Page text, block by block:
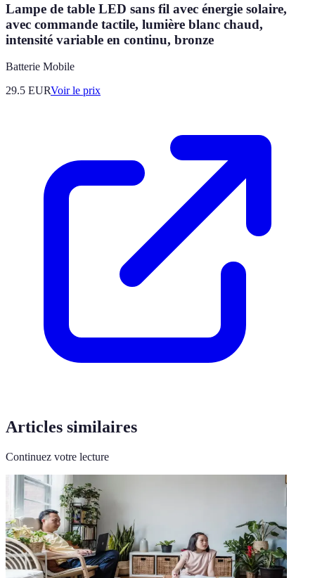
Lampe de table LED sans fil avec énergie solaire,
avec commande tactile, lumière blanc chaud,
intensité variable en continu, bronze
Batterie Mobile
29.5 EURVoir le prix
Articles similaires
Continuez votre lecture